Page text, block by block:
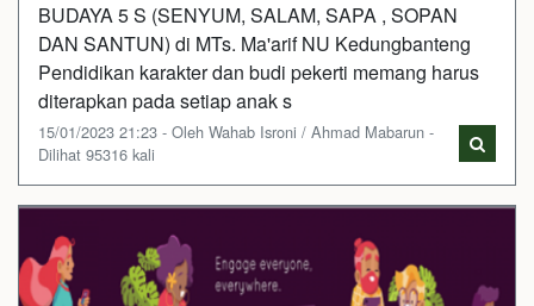
BUDAYA 5 S (SENYUM, SALAM, SAPA , SOPAN
DAN SANTUN) di MTs. Ma'arif NU Kedungbanteng
Pendidikan karakter dan budi pekerti memang harus
diterapkan pada setiap anak s
15/01/2023 21:23 - Oleh Wahab Isroni / Ahmad Mabarun -
Dilihat 95316 kali